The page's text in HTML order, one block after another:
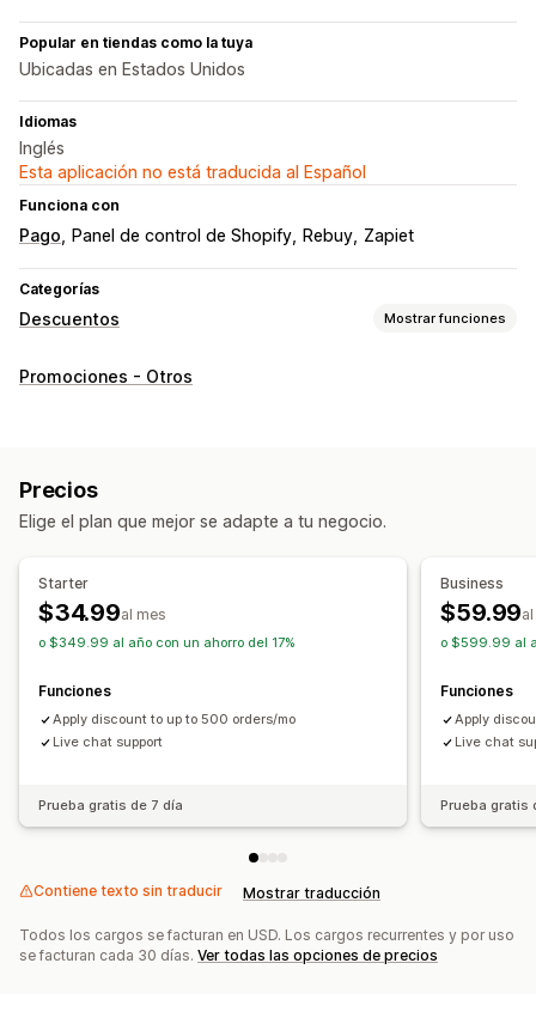
Popular en tiendas como la tuya
Ubicadas en Estados Unidos
Idiomas
Inglés
Esta aplicación no está traducida al Español
Funciona con
Pago Panel de control de Shopify Rebuy Zapiet
Categorías
Descuentos Mostrar funciones
Tipos de descuentos
Descuentos porcentuales
Precios de mayorista
Envío gratis
Tarifas de envío
Descuentos en la pantalla de pago
Paquetes de productos
Ofertas por tiempo limitado
Precios dinámicos
Descuentos personalizados
Gestión de descuentos
Conversión de monedas
Activadores y reglas
Promociones - Otros
Precios
Elige el plan que mejor se adapte a tu negocio.
Starter
$34.99al mes
o $349.99 al año con un ahorro del 17%
Funciones
Apply discount to up to 500 orders/mo
Live chat support
Prueba gratis de 7 día
Business
$59.99
o $599.99 al
Funciones
Apply
Live chat
Prueba gratis
Contiene texto sin traducir Mostrar traducción
Todos los cargos se facturan en USD. Los cargos recurrentes y por uso
se facturan cada 30 días. Ver todas las opciones de precios